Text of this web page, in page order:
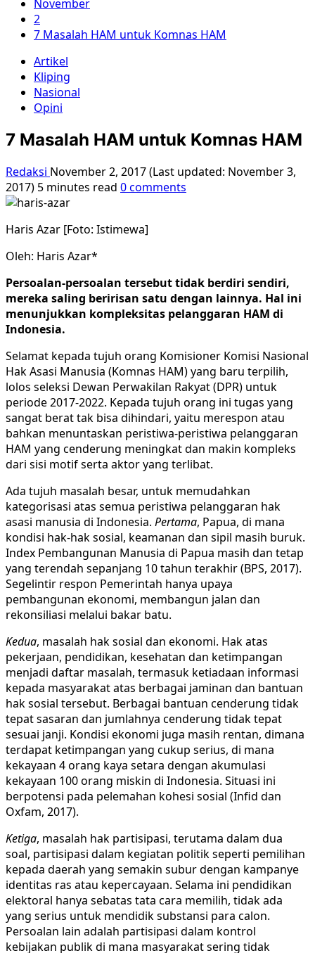
November
2
7 Masalah HAM untuk Komnas HAM
Artikel
Kliping
Nasional
Opini
7 Masalah HAM untuk Komnas HAM
Redaksi November 2, 2017 (Last updated: November 3,
2017) 5 minutes read 0 comments
Haris Azar [Foto: Istimewa]
Oleh: Haris Azar*
Persoalan-persoalan tersebut tidak berdiri sendiri,
mereka saling beririsan satu dengan lainnya. Hal ini
menunjukkan kompleksitas pelanggaran HAM di
Indonesia.
Selamat kepada tujuh orang Komisioner Komisi Nasional
Hak Asasi Manusia (Komnas HAM) yang baru terpilih,
lolos seleksi Dewan Perwakilan Rakyat (DPR) untuk
periode 2017-2022. Kepada tujuh orang ini tugas yang
sangat berat tak bisa dihindari, yaitu merespon atau
bahkan menuntaskan peristiwa-peristiwa pelanggaran
HAM yang cenderung meningkat dan makin kompleks
dari sisi motif serta aktor yang terlibat.
Ada tujuh masalah besar, untuk memudahkan
kategorisasi atas semua peristiwa pelanggaran hak
asasi manusia di Indonesia. Pertama, Papua, di mana
kondisi hak-hak sosial, keamanan dan sipil masih buruk.
Index Pembangunan Manusia di Papua masih dan tetap
yang terendah sepanjang 10 tahun terakhir (BPS, 2017).
Segelintir respon Pemerintah hanya upaya
pembangunan ekonomi, membangun jalan dan
rekonsiliasi melalui bakar batu.
Kedua, masalah hak sosial dan ekonomi. Hak atas
pekerjaan, pendidikan, kesehatan dan ketimpangan
menjadi daftar masalah, termasuk ketiadaan informasi
kepada masyarakat atas berbagai jaminan dan bantuan
hak sosial tersebut. Berbagai bantuan cenderung tidak
tepat sasaran dan jumlahnya cenderung tidak tepat
sesuai janji. Kondisi ekonomi juga masih rentan, dimana
terdapat ketimpangan yang cukup serius, di mana
kekayaan 4 orang kaya setara dengan akumulasi
kekayaan 100 orang miskin di Indonesia. Situasi ini
berpotensi pada pelemahan kohesi sosial (Infid dan
Oxfam, 2017).
Ketiga, masalah hak partisipasi, terutama dalam dua
soal, partisipasi dalam kegiatan politik seperti pemilihan
kepada daerah yang semakin subur dengan kampanye
identitas ras atau kepercayaan. Selama ini pendidikan
elektoral hanya sebatas tata cara memilih, tidak ada
yang serius untuk mendidik substansi para calon.
Persoalan lain adalah partisipasi dalam kontrol
kebijakan publik di mana masyarakat sering tidak